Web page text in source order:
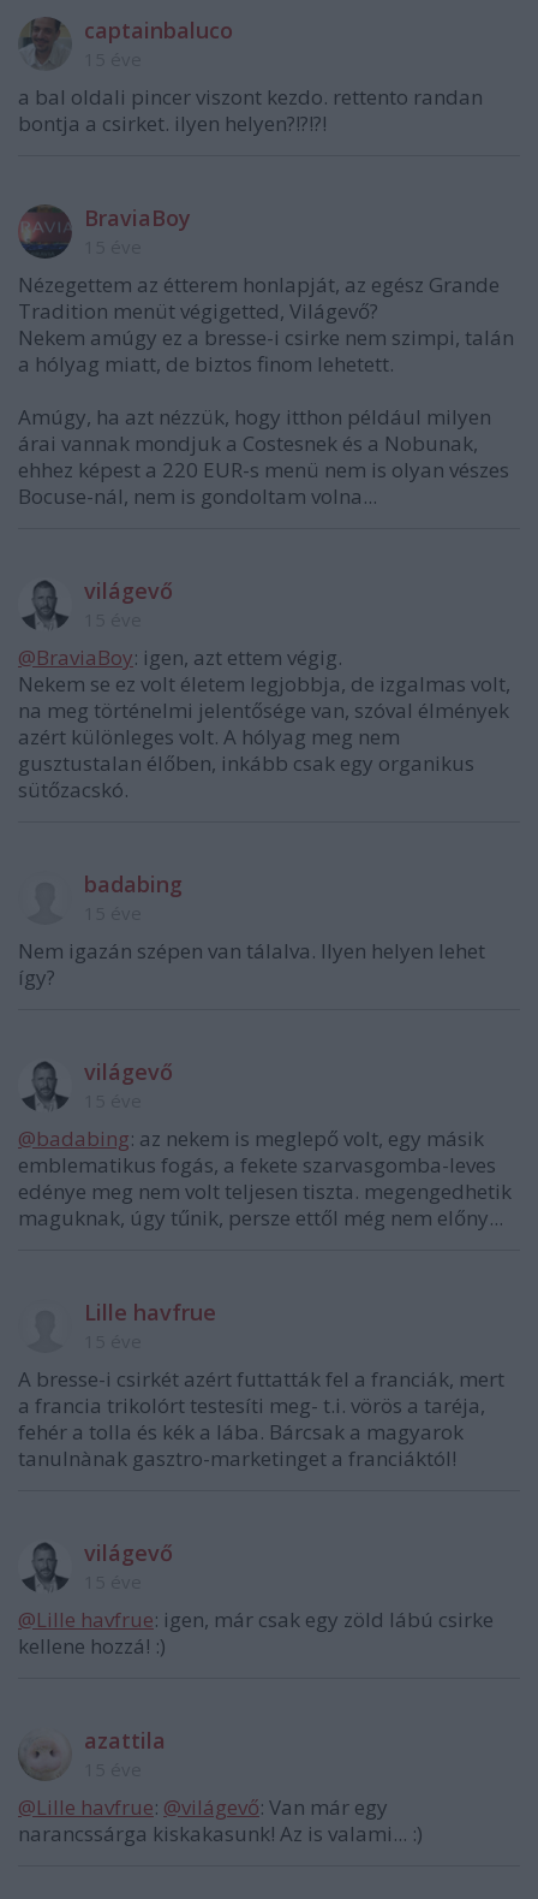
captainbaluco
a bal oldali pincer viszont kezdo. rettento randan
bontja a csirket. ilyen helyen?!?!?!
BraviaBoy
Nézegettem az étterem honlapját, az egész Grande
Tradition menüt végigetted, Világevő?
Nekem amúgy ez a bresse-i csirke nem szimpi, talán
a hólyag miatt, de biztos finom lehetett.
Amúgy, ha azt nézzük, hogy itthon például milyen
árai vannak mondjuk a Costesnek és a Nobunak,
ehhez képest a 220 EUR-s menü nem is olyan vészes
Bocuse-nál, nem is gondoltam volna...
világevő
@BraviaBoy: igen, azt ettem végig.
Nekem se ez volt életem legjobbja, de izgalmas volt,
na meg történelmi jelentősége van, szóval élmények
azért különleges volt. A hólyag meg nem
gusztustalan élőben, inkább csak egy organikus
sütőzacskó.
badabing
Nem igazán szépen van tálalva. Ilyen helyen lehet
így?
világevő
@badabing: az nekem is meglepő volt, egy másik
emblematikus fogás, a fekete szarvasgomba-leves
edénye meg nem volt teljesen tiszta. megengedhetik
maguknak, úgy tűnik, persze ettől még nem előny...
Lille havfrue
A bresse-i csirkét azért futtatták fel a franciák, mert
a francia trikolórt testesíti meg- t.i. vörös a taréja,
fehér a tolla és kék a lába. Bárcsak a magyarok
tanulnànak gasztro-marketinget a franciáktól!
világevő
@Lille havfrue: igen, már csak egy zöld lábú csirke
kellene hozzá! :)
azattila
@Lille havfrue: @világevő: Van már egy
narancssárga kiskakasunk! Az is valami... :)